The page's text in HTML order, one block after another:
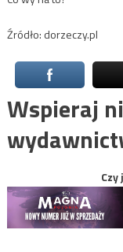
Źródło: dorzeczy.pl
Wspieraj